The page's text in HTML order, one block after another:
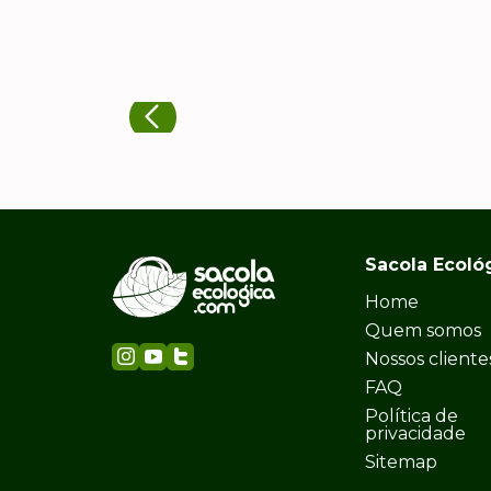
Sacola
Home
Quem somos
Nossos
FAQ
Política de
privacidade
Sitemap